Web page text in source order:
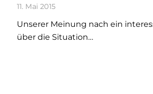
11. Mai 2015
Unserer Meinung nach ein
über die Situation…